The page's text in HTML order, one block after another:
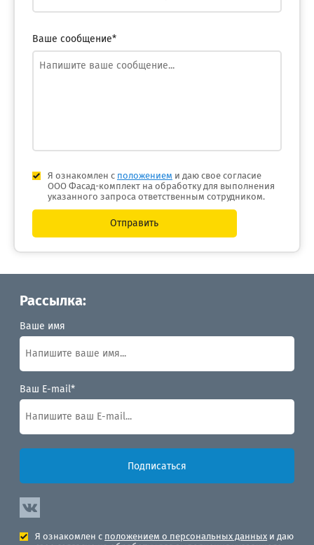
Ваше сообщение*
Я ознакомлен с положением и даю свое согласие
ООО Фасад-комплект на обработку для выполнения
указанного запроса ответственным сотрудником.
Отправить
Рассылка:
Ваше имя
Ваш E-mail*
Подписаться
Я ознакомлен с положением о персональных данных и даю